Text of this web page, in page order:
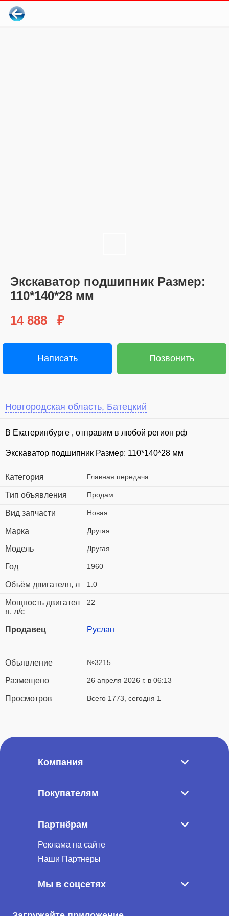
Экскаватор подшипник Размер:
110*140*28 мм
14 888
₽
Написать Позвонить
Новгородская область, Батецкий
В Екатеринбурге , отправим в любой регион рф
Экскаватор подшипник Размер: 110*140*28 мм
Категория Главная передача
Тип объявления Продам
Вид запчасти Новая
Марка Другая
Модель Другая
Год 1960
Объём двигателя, л 1.0
Мощность двигател
я, л/с
22
Продавец Руслан
Объявление №3215
Размещено 26 апреля 2026 г. в 06:13
Просмотров Всего 1773, сегодня 1
Компания
Покупателям
Партнёрам
Реклама на сайте
Наши Партнеры
Мы в соцсетях